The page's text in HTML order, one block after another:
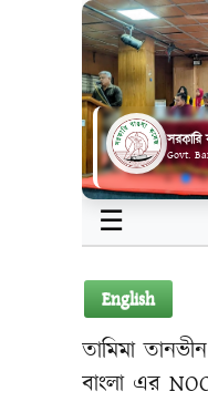
সরকারি
Govt.
☰
English
তামিমা
বাংলা এর